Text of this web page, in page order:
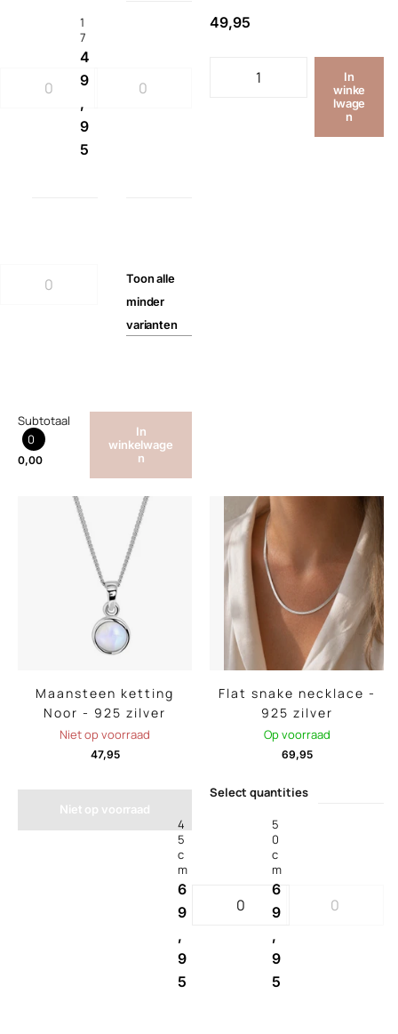
1
7
4
9
,
9
5
Toonalle
minder
varianten
Subtotaal
0
0,00
In
winkelwage
n
49,95
In
winke
lwage
n
Maansteen ketting
Noor - 925 zilver
Niet op voorraad
47,95
Niet op voorraad
Flat snake necklace -
925 zilver
Op voorraad
69,95
Select quantities
4
5
c
m
6
9
,
9
5
5
0
c
m
6
9
,
9
5